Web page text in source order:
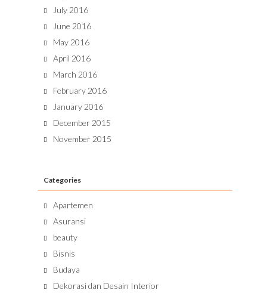
July 2016
June 2016
May 2016
April 2016
March 2016
February 2016
January 2016
December 2015
November 2015
Categories
Apartemen
Asuransi
beauty
Bisnis
Budaya
Dekorasi dan Desain Interior